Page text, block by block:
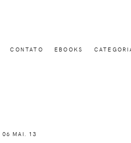
CONTATO EBOOKS
06 MAI. 13